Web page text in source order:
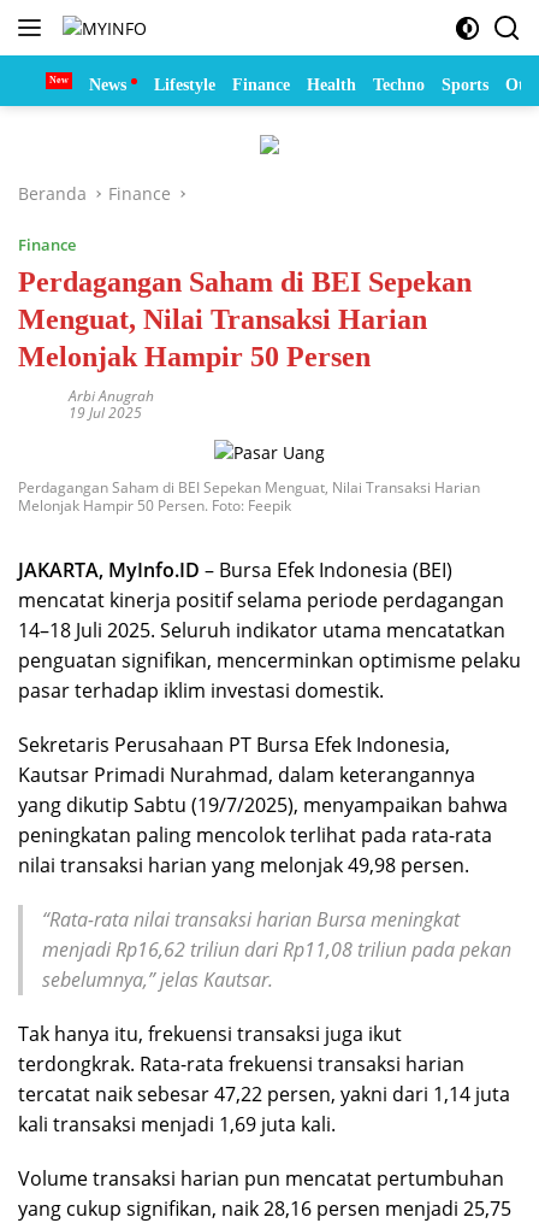
Langsung
Home News Lifestyle Finance Health Techno Sports
Beranda Finance
Finance
Perdagangan Saham di BEI Sepekan
Menguat, Nilai Transaksi Harian
Melonjak Hampir 50 Persen
Arbi Anugrah
19 Jul 2025
Perdagangan Saham di BEI Sepekan Menguat, Nilai Transaksi Harian
Melonjak Hampir 50 Persen. Foto: Feepik
JAKARTA, MyInfo.ID – Bursa Efek Indonesia (BEI)
mencatat kinerja positif selama periode perdagangan
14–18 Juli 2025. Seluruh indikator utama mencatatkan
penguatan signifikan, mencerminkan optimisme pelaku
pasar terhadap iklim investasi domestik.
Sekretaris Perusahaan PT Bursa Efek Indonesia,
Kautsar Primadi Nurahmad, dalam keterangannya
yang dikutip Sabtu (19/7/2025), menyampaikan bahwa
peningkatan paling mencolok terlihat pada rata-rata
nilai transaksi harian yang melonjak 49,98 persen.
“Rata-rata nilai transaksi harian Bursa meningkat
menjadi Rp16,62 triliun dari Rp11,08 triliun pada pekan
sebelumnya,” jelas Kautsar.
Tak hanya itu, frekuensi transaksi juga ikut
terdongkrak. Rata-rata frekuensi transaksi harian
tercatat naik sebesar 47,22 persen, yakni dari 1,14 juta
kali transaksi menjadi 1,69 juta kali.
Volume transaksi harian pun mencatat pertumbuhan
yang cukup signifikan, naik 28,16 persen menjadi 25,75